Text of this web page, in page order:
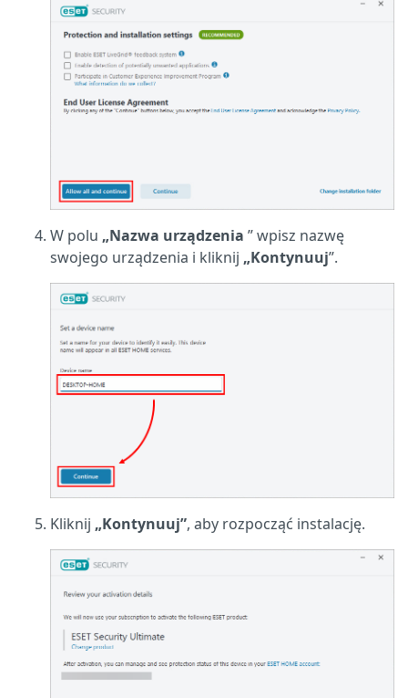
W polu „Nazwa urządzenia ” wpisz nazwę
swojego urządzenia i kliknij „Kontynuuj”.
Kliknij „Kontynuuj”, aby rozpocząć instalację.